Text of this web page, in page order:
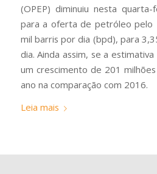
(OPEP) diminuiu nesta
para a oferta de petróleo pelo
mil barris por dia (bpd), para
dia. Ainda assim, se a
um crescimento de 201
ano na comparação com 2016.
Leia mais